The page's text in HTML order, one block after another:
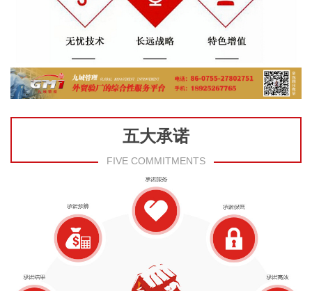
五大承诺
FIVE COMMITMENTS